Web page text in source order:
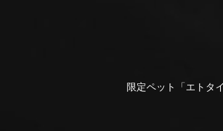
限定ペット「エトタ